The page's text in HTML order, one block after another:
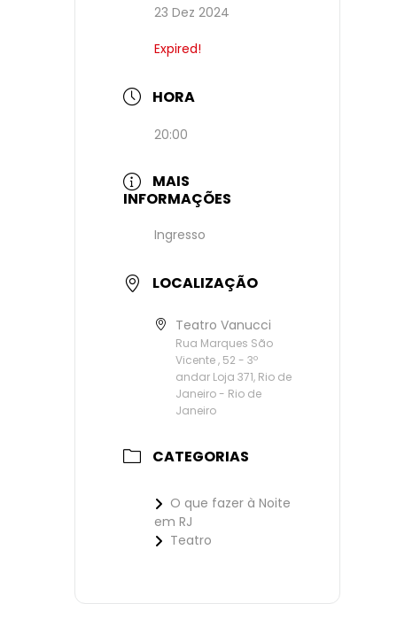
23 Dez 2024
Expired!
HORA
20:00
MAIS
INFORMAÇÕES
Ingresso
LOCALIZAÇÃO
Teatro Vanucci
Rua Marques São
Vicente , 52 - 3º
andar Loja 371, Rio de
Janeiro - Rio de
Janeiro
CATEGORIAS
O que fazer à Noite
em RJ
Teatro